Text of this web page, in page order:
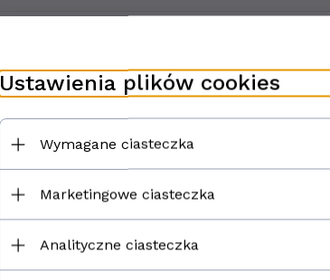
Ustawienia plików cookies
Wymagane ciasteczka
Marketingowe ciasteczka
Analityczne ciasteczka